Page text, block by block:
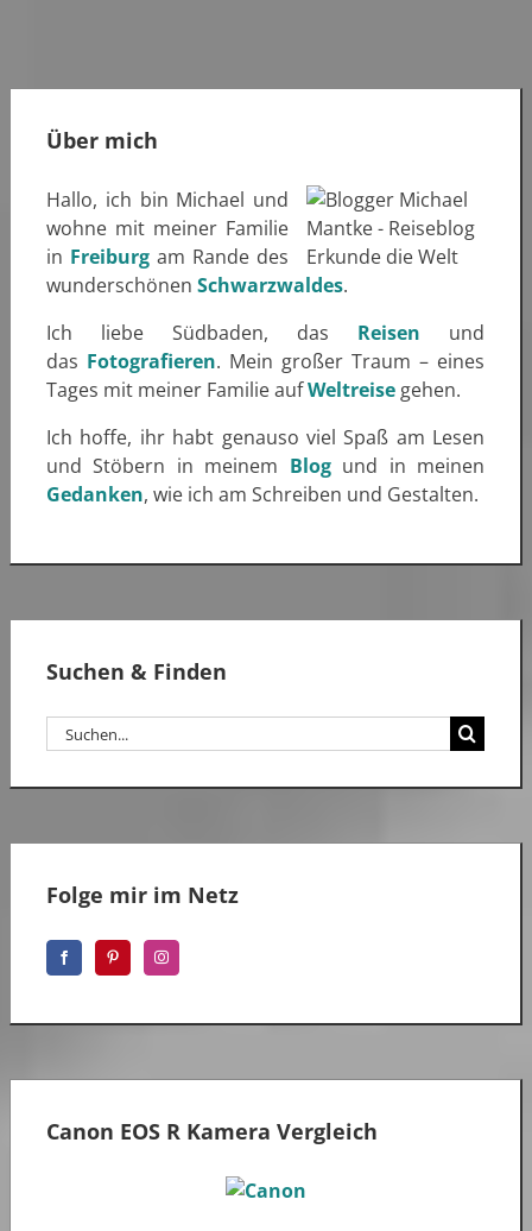
Über mich
Hallo, ich bin Michael und
wohne mit meiner Familie
in Freiburg am Rande des
wunderschönen Schwarzwaldes.
Ich liebe Südbaden, das Reisen und
das Fotografieren. Mein großer Traum – eines
Tages mit meiner Familie aufWeltreise gehen.
Ich hoffe, ihr habt genauso viel Spaß am Lesen
und Stöbern in meinem Blog und in meinen
Gedanken, wie ich am Schreiben und Gestalten.
Suchen & Finden
Suche
nach:
Folge mir im Netz
Canon EOS R Kamera Vergleich